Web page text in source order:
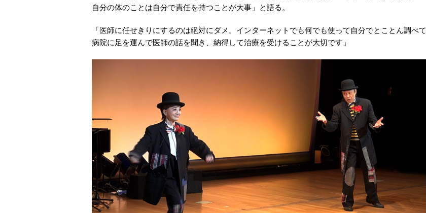
自分の体のことは自分で責任を持つことが大事」と語る。
「医師に任せきりにするのは絶対にダメ。インターネットでも何でも使って自分でとことん調べて
病院に足を運んで医師の話を聞き、納得して治療を受けることが大切です」